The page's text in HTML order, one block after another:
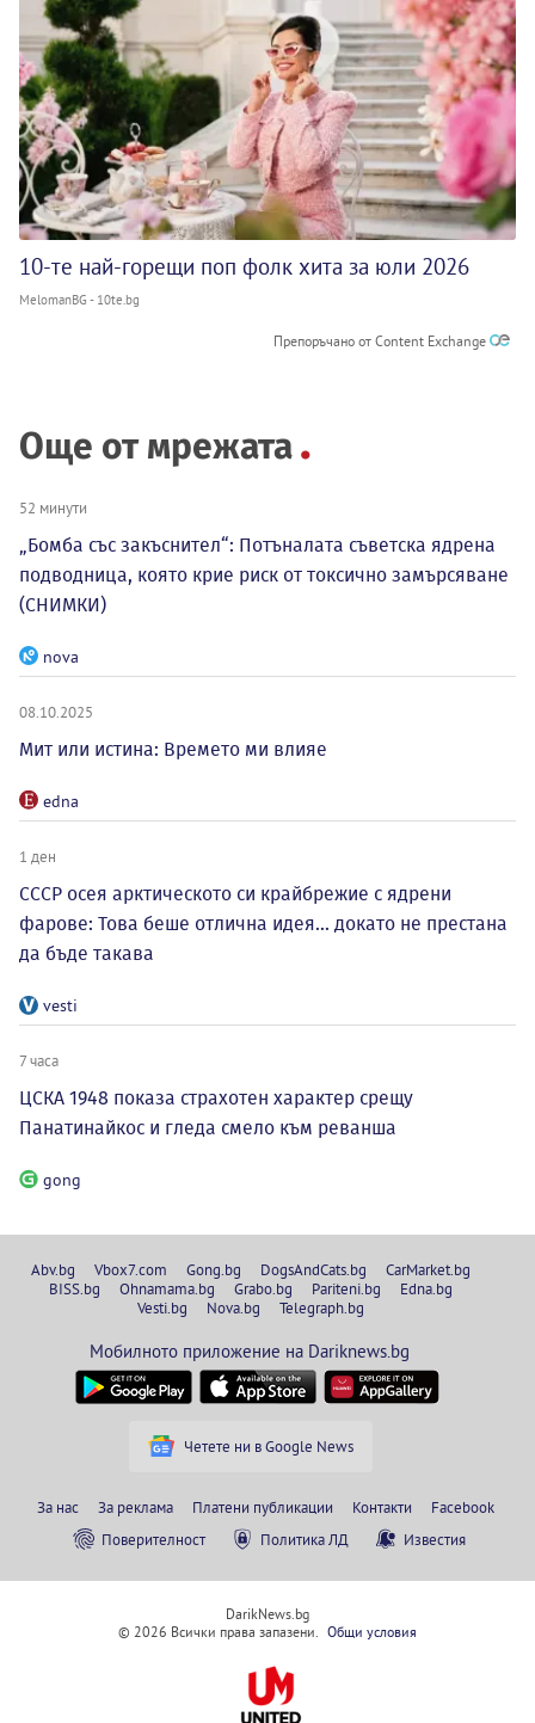
10-те най-горещи поп фолк хита за юли 2026
MelomanBG - 10te.bg
Препоръчано от Content Exchange
Още от мрежата
52 минути
„Бомба със закъснител“: Потъналата съветска ядрена
подводница, която крие риск от токсично замърсяване
(СНИМКИ)
nova
08.10.2025
Мит или истина: Времето ми влияе
edna
1 ден
СССР осея арктическото си крайбрежие с ядрени
фарове: Това беше отлична идея... докато не престана
да бъде такава
vesti
7 часа
ЦСКА 1948 показа страхотен характер срещу
Панатинайкос и гледа смело към реванша
gong
Abv.bg Vbox7.com Gong.bg DogsAndCats.bg
CarMarket.bg
BISS.bg
Ohnamama.bg Grabo.bg Pariteni.bg
Edna.bg
Vesti.bg
Nova.bg Telegraph.bg
Мобилното приложение на Dariknews.bg
Четете ни в Google News
За нас За реклама Платени публикации Контакти
Facebook
Поверителност
Политика ЛД Известия
DarikNews.bg
© 2026 Всички права запазени.
Общи условия